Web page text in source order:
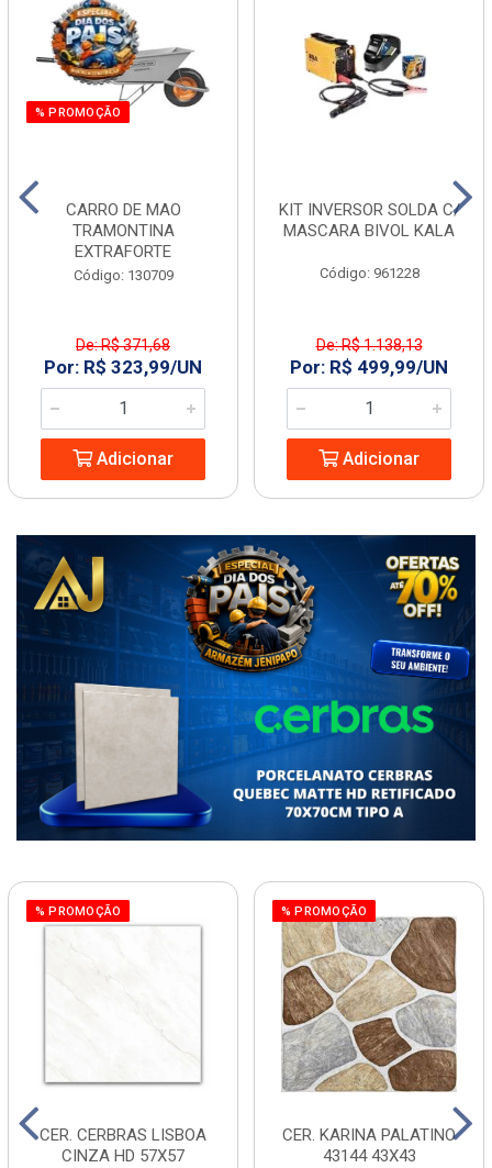
% PROMOÇÃO
CARRO DE MAO
TRAMONTINA
EXTRAFORTE
Código: 130709
De: R$ 371,68
Por: R$ 323,99/UN
Adicionar
KIT INVERSOR SOLDA C/
MASCARA BIVOL KALA
Código: 961228
De: R$ 1.138,13
Por: R$ 499,99/UN
Adicionar
% PROMOÇÃO
CER. CERBRAS LISBOA
CINZA HD 57X57
% PROMOÇÃO
CER. KARINA PALATINO
43144 43X43